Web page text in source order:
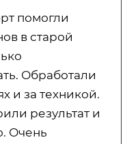
помогли
в старой
Обработали
и за техникой.
результат и
Очень